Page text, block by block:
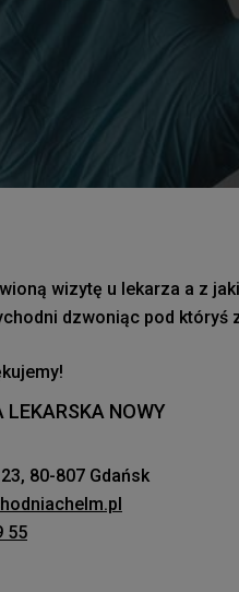
wizytę u lekarza a z
dzwoniąc pod któryś
LEKARSKA NOWY
80-807 Gdańsk
55